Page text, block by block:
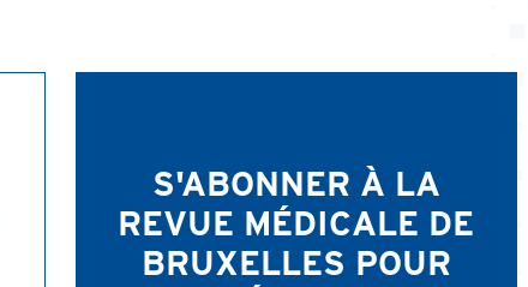
S'ABONNER À LA
REVUE MÉDICALE DE
BRUXELLES POUR